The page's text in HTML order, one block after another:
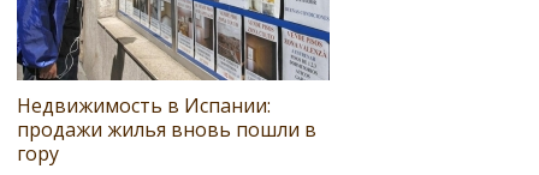
Недвижимость в Испании:
продажи жилья вновь пошли в
гору